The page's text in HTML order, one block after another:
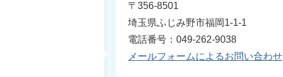
〒356-8501
埼玉県ふじみ野市福岡1-1-1
電話番号：049-262-9038
メールフォームによるお問い合わせ